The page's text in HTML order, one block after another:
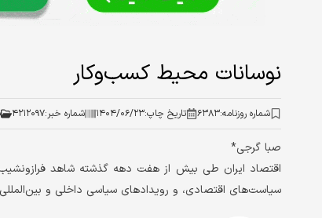
نوسانات محیط کسب‌وکار
شماره روزنامه:۶۳۸۳ تاریخ چاپ:۱۴۰۴/۰۶/۲۳ شماره خبر:۴۲۱۲۰۹۷
صبا گرجی*
اقتصاد ایران طی بیش از هفت دهه گذشته شاهد
سیاست‌های اقتصادی، و رویدادهای سیاسی داخلی و بین‌المللی